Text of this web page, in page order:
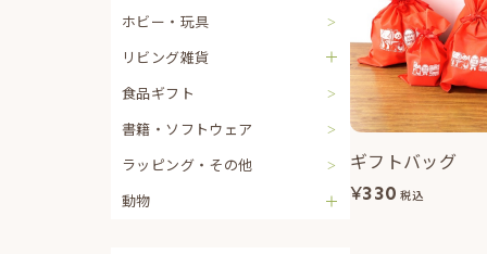
ホビー・玩具
リビング雑貨
食品ギフト
書籍・ソフトウェア
ラッピング・その他
動物
ギフトバッグ
¥330 税込